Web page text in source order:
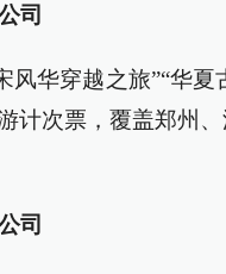
司
风华穿越之旅”“华夏
计次票，覆盖郑州
司